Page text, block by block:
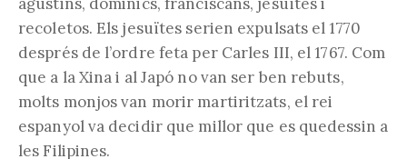
recoletos. Els jesuïtes serien expulsats el 1770
després de l’ordre feta per Carles III, el 1767. Com
que a la Xina i al Japó no van ser ben rebuts,
molts monjos van morir martiritzats, el rei
espanyol va decidir que millor que es quedessin a
les Filipines.